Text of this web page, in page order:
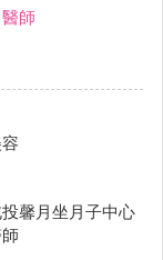
師
馨月坐月子中心